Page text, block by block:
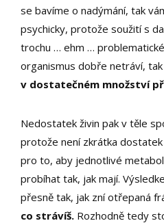
se bavíme o nadýmání, tak
psychicky, protože soužití s
trochu … ehm …
organismus dobře netráví, tak
v dostatečném množství
Nedostatek živin pak v těle
protože není zkrátka dostatek
pro to, aby jednotlivé
probíhat tak, jak mají.
přesně tak, jak zní otřepaná
co strávíš. Rozhodně tedy